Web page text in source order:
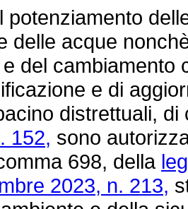
delle acque
del cambiamento
e di
distrettuali,
152, sono
698, della
2023, n. 213,